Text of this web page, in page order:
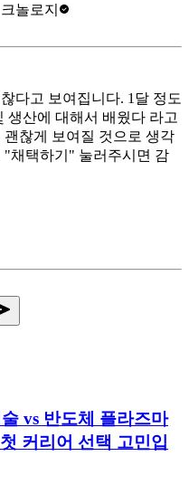
놀로지
다고 보여집니다. 1달 정도
생산에 대해서 배웠다 라고
찮게 보여질 것으로 생각
"채택하기" 눌러주시면 감
vs 반도체 플라즈마
커리어 선택 고민입